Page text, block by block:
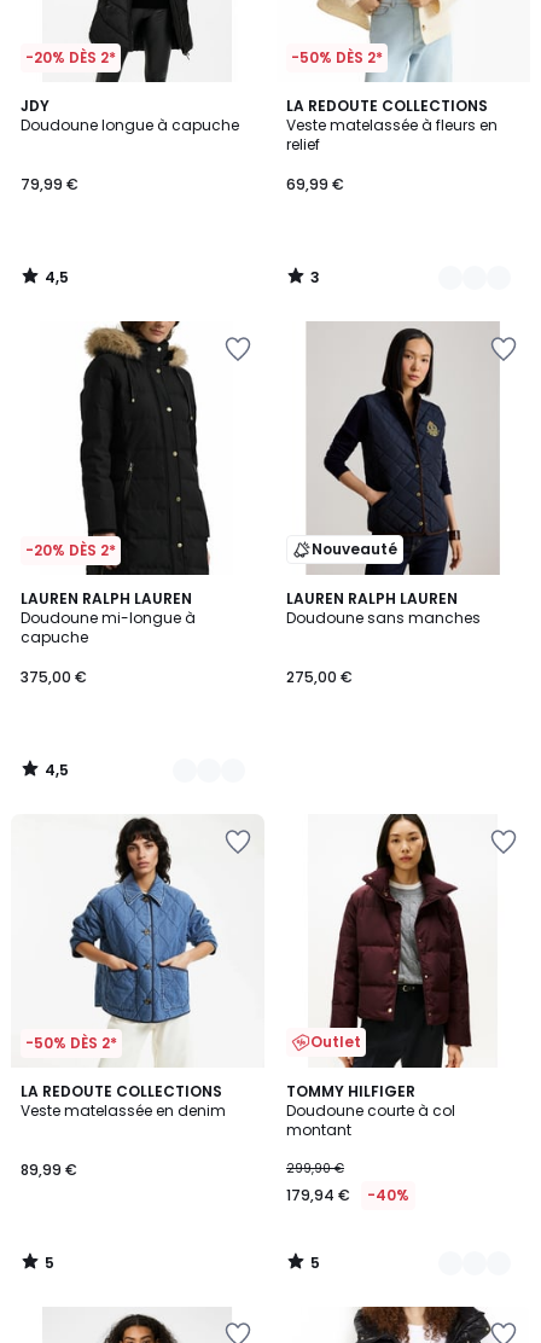
-20% DÈS 2*
JDY
Doudoune longue à capuche
79,99 €
4,5
/ 5
4,5
/
-50% DÈS 2*
LA REDOUTE COLLECTIONS
Veste matelassée à fleurs en
relief
69,99 €
3
/
5
2
Couleurs
3
/
-20% DÈS 2*
LAUREN RALPH LAUREN
Doudoune mi-longue à
capuche
375,00 €
4,5
/ 5
2
Couleurs
4,5
/
Nouveauté
LAUREN RALPH LAUREN
Doudoune sans manches
275,00 €
-50% DÈS 2*
LA REDOUTE COLLECTIONS
Veste matelassée en denim
89,99 €
5
/
5
/
Outlet
TOMMY HILFIGER
Doudoune courte à col
montant
299,90 €
179,94 € -40%
5
/
5
2
Couleurs
5
/